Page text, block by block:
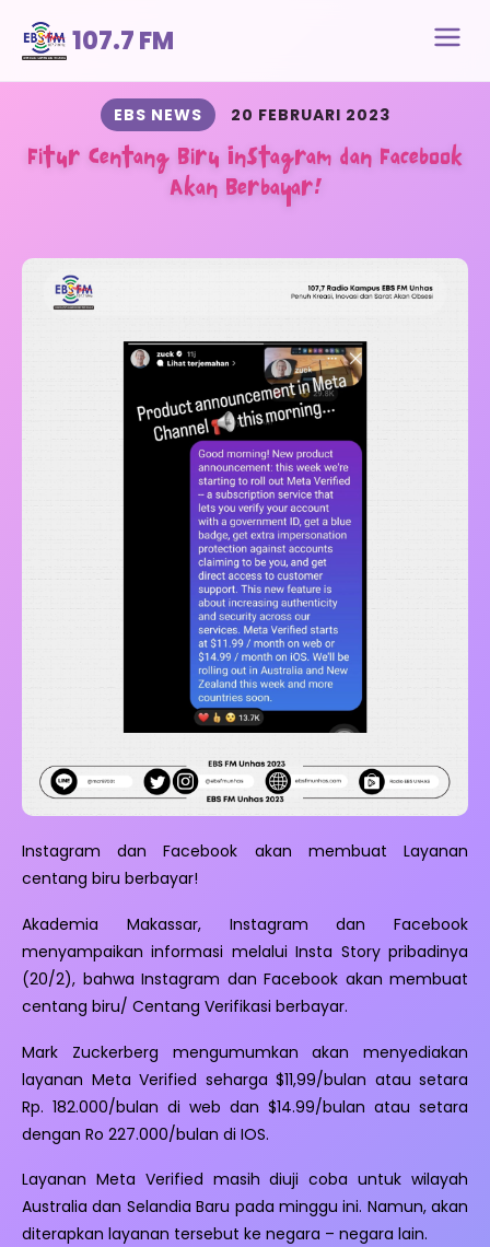
107.7 FM
EBS NEWS 20 FEBRUARI 2023
Fitur Centang Biru Instagram dan Facebook
Akan Berbayar!
Instagram dan Facebook akan membuat Layanan
centang biru berbayar!
Akademia Makassar, Instagram dan Facebook
menyampaikan informasi melalui Insta Story pribadinya
(20/2), bahwa Instagram dan Facebook akan membuat
centang biru/ Centang Verifikasi berbayar.
Mark Zuckerberg mengumumkan akan menyediakan
layanan Meta Verified seharga $11,99/bulan atau setara
Rp. 182.000/bulan di web dan $14.99/bulan atau setara
dengan Ro 227.000/bulan di IOS.
Layanan Meta Verified masih diuji coba untuk wilayah
Australia dan Selandia Baru pada minggu ini. Namun, akan
diterapkan layanan tersebut ke negara – negara lain.